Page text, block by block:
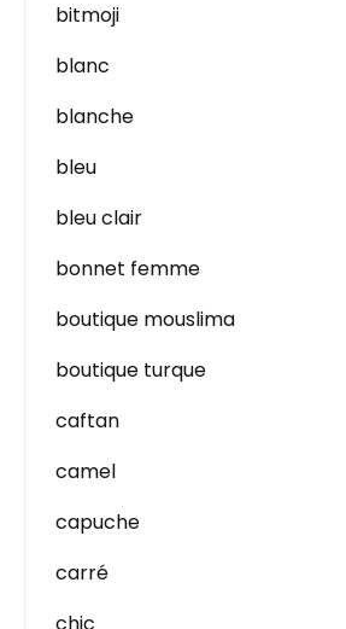
bitmoji
blanc
blanche
bleu
bleu clair
bonnet femme
boutique mouslima
boutique turque
caftan
camel
capuche
carré